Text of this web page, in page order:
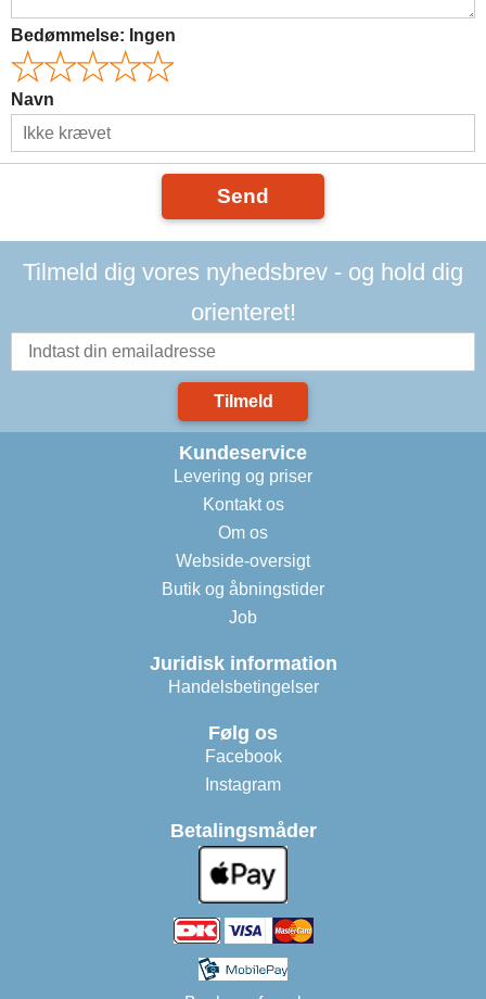
Bedømmelse: Ingen
Navn
Send
Tilmeld dig vores nyhedsbrev - og hold dig
orienteret!
Tilmeld
Kundeservice
Levering og priser
Kontakt os
Om os
Webside-oversigt
Butik og åbningstider
Job
Juridisk information
Handelsbetingelser
Følg os
Facebook
Instagram
Betalingsmåder